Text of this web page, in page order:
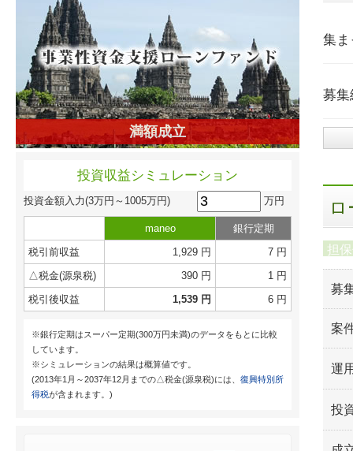
満額成立
投資収益シミュレーション
投資金額入力(3万円～1005万円) 万円
maneo
銀行定期
税引前収益
1,929 円
7 円
△税金(源泉税)
390 円
1 円
税引後収益
1,539 円 6 円
※銀行定期はスーパー定期(300万円未満)のデータをもとに比較
しています。
※シミュレーションの結果は概算値です。
(2013年1月～2037年12月までの△税金(源泉税)には、 復興特別所
得税が含まれます。)
集ま
募集
担
募
案
運
投